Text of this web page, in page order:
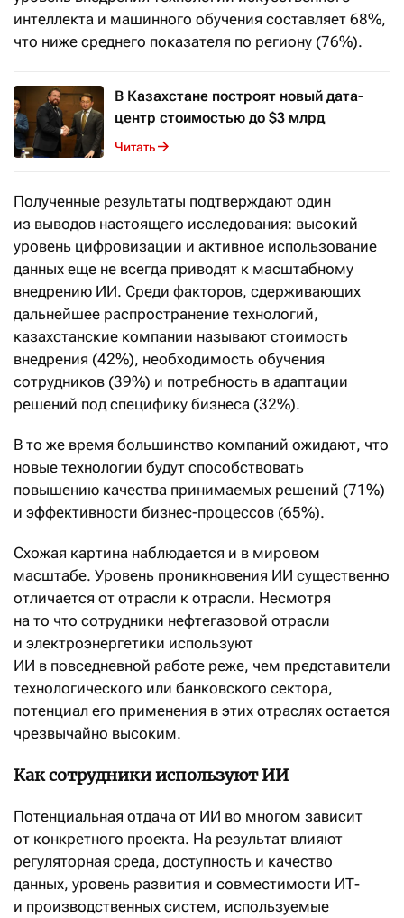
интеллекта и машинного обучения составляет 68%,
что ниже среднего показателя по региону (76%).
В Казахстане построят новый дата-
центр стоимостью до $3 млрд
Читать
Полученные результаты подтверждают один
из выводов настоящего исследования: высокий
уровень цифровизации и активное использование
данных еще не всегда приводят к масштабному
внедрению ИИ. Среди факторов, сдерживающих
дальнейшее распространение технологий,
казахстанские компании называют стоимость
внедрения (42%), необходимость обучения
сотрудников (39%) и потребность в адаптации
решений под специфику бизнеса (32%).
В то же время большинство компаний ожидают, что
новые технологии будут способствовать
повышению качества принимаемых решений (71%)
и эффективности бизнес-процессов (65%).
Схожая картина наблюдается и в мировом
масштабе. Уровень проникновения ИИ существенно
отличается от отрасли к отрасли. Несмотря
на то что сотрудники нефтегазовой отрасли
и электроэнергетики используют
ИИ в повседневной работе реже, чем представители
технологического или банковского сектора,
потенциал его применения в этих отраслях остается
чрезвычайно высоким.
Как сотрудники используют ИИ
Потенциальная отдача от ИИ во многом зависит
от конкретного проекта. На результат влияют
регуляторная среда, доступность и качество
данных, уровень развития и совместимости ИТ-
и производственных систем, используемые